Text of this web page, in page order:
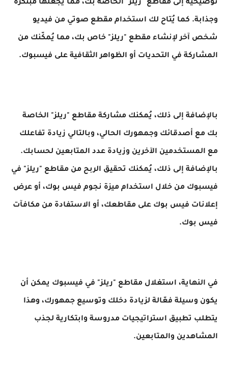
توضيحية إلى مقاطع "ريلز" الخاصة بك، مما يجعلها مبتكرة
وجذابة. كما يُتاح لك استخدام مقطع صوتي من فيديو
شخص آخر لإنشاء مقطع "ريلز" خاص بك، مما يُمكّنك من
المشاركة في التحديات أو الظواهر الثقافية على فيسبوك.
بالإضافة إلى ذلك، يُمكنك مشاركة مقاطع "ريلز" الخاصة
بك مع أصدقائك وجمهورك الحالي، وبالتالي زيادة تفاعلك
مع المستخدمين الآخرين وزيادة عدد المتابعين لحسابك.
بالإضافة إلى ذلك، يُمكنك تحقيق الربح من مقاطع "ريلز" في
فيسبوك من خلال استخدام ميزة نجوم فيس بوك، أو عرض
إعلانات فيس بوك على مقاطعك، أو الاستفادة من مكافآت
فيس بوك.
في النهاية، استغلال مقاطع "ريلز" في فيسبوك يمكن أن
يكون وسيلة فعّالة لزيادة دخلك وتوسيع جمهورك، وهذا
يتطلب تطبيق استراتيجيات مدروسة وابتكارية لجذب
المشاهدين والمتابعين.